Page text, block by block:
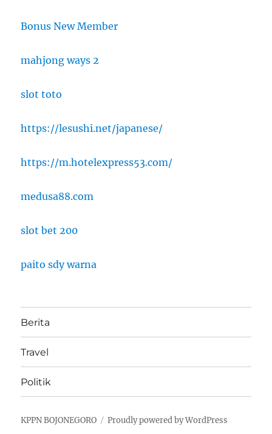
Bonus New Member
mahjong ways 2
slot toto
https://lesushi.net/japanese/
https://m.hotelexpress53.com/
medusa88.com
slot bet 200
paito sdy warna
Berita
Travel
Politik
KPPN BOJONEGORO Proudly powered by WordPress